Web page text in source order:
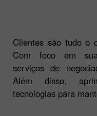
Clientes são tudo o
Com foco em
serviços de
Além disso,
tecnologias para